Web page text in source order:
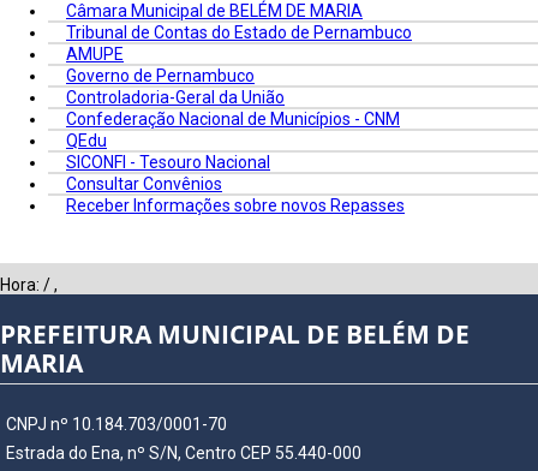
Câmara Municipal de BELÉM DE MARIA
Tribunal de Contas do Estado de Pernambuco
AMUPE
Governo de Pernambuco
Controladoria-Geral da União
Confederação Nacional de Municípios - CNM
QEdu
SICONFI - Tesouro Nacional
Consultar Convênios
Receber Informações sobre novos Repasses
Hora: /,
PREFEITURA MUNICIPAL DE BELÉM DE
MARIA
CNPJ nº 10.184.703/0001-70
Estrada do Ena, nº S/N, Centro CEP 55.440-000